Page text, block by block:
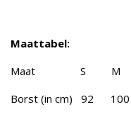
Maattabel:
Maat S M L
Borst (in cm) 92